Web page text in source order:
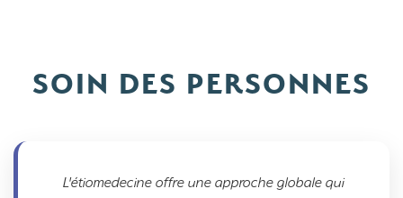
SOIN DES PERSONNES
L'étiomedecine offre une approche globale qui